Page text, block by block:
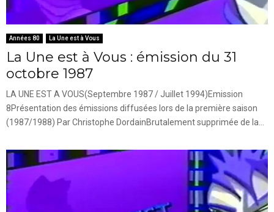
Années 80 La Une est à Vous
La Une est à Vous : émission du 31
octobre 1987
LA UNE EST A VOUS(Septembre 1987 / Juillet 1994)Emission
8Présentation des émissions diffusées lors de la première saison
(1987/1988) Par Christophe DordainBrutalement supprimée de la...